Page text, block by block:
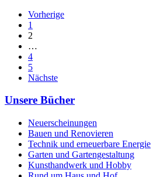
Vorherige
1
2
…
4
5
Nächste
Unsere Bücher
Neuerscheinungen
Bauen und Renovieren
Technik und erneuerbare Energie
Garten und Gartengestaltung
Kunsthandwerk und Hobby